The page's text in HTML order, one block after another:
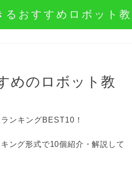
るおすすめロボット
めのロボット教
ング形式で10個紹介・解説して